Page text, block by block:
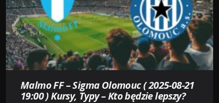
TYPY
–
KTO
BĘDZIE
LEPSZY?
Malmo FF – Sigma Olomouc ( 2025-08-21
19:00 ) Kursy, Typy – Kto będzie lepszy?